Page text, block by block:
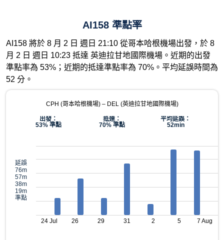
AI158 準點率
AI158 將於 8 月 2 日 週日 21:10 從哥本哈根機場出發，於 8
月 2 日 週日 10:23 抵達 英迪拉甘地國際機場。近期的出發
準點率為 53%；近期的抵達準點率為 70%。平均延誤時間為
52 分。
CPH (哥本哈根機場) – DEL (英迪拉甘地國際機場)
出發：
53% 準點
抵達：
70% 準點
平均延誤：
52min
延誤
76m
57m
38m
19m
準點
24 Jul 26 29 31 2 5 7 Aug